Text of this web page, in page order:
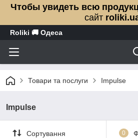
Чтобы увидеть всю
сайт
Roliki 🚚 Одеса
Товари та послуги Impulse
Impulse
Сортування 0